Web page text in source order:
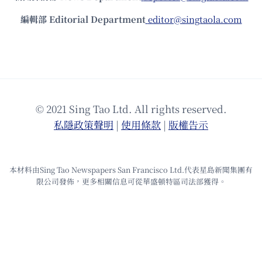
編輯部 Editorial Department editor@singtaola.com
© 2021 Sing Tao Ltd. All rights reserved.
私隱政策聲明 | 使⽤條款 | 版權告⽰
本材料由Sing Tao Newspapers San Francisco Ltd.代表星島新聞集團有
限公司發佈，更多相關信息可從華盛頓特區司法部獲得。